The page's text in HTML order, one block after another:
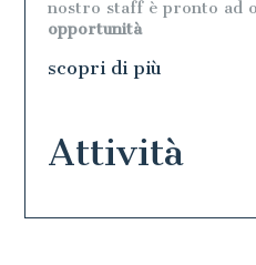
nostro staff è pronto ad
opportunità
scopri di più
Attività